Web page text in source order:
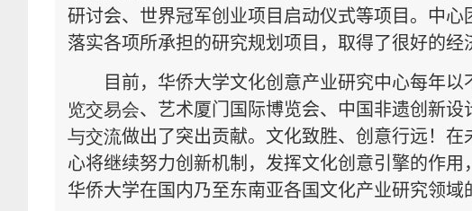
研讨会、世界冠军创业项目启动仪式等项目。中心
落实各项所承担的研究规划项目，取得了很好的经
目前，华侨大学文化创意产业研究中心每年以
览交易会、艺术厦门国际博览会、中国非遗创新设
与交流做出了突出贡献。文化致胜、创意行远！
心将继续努力创新机制，发挥文化创意引擎的作
华侨大学在国内乃至东南亚各国文化产业研究领域